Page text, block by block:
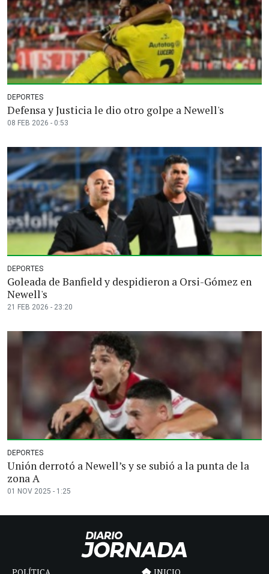
DEPORTES
Defensa y Justicia le dio otro golpe a Newell's
08 FEB 2026 - 0:53
DEPORTES
Goleada de Banfield y despidieron a Orsi-Gómez en
Newell's
21 FEB 2026 - 23:20
DEPORTES
Unión derrotó a Newell’s y se subió a la punta de la
zona A
01 NOV 2025 - 1:25